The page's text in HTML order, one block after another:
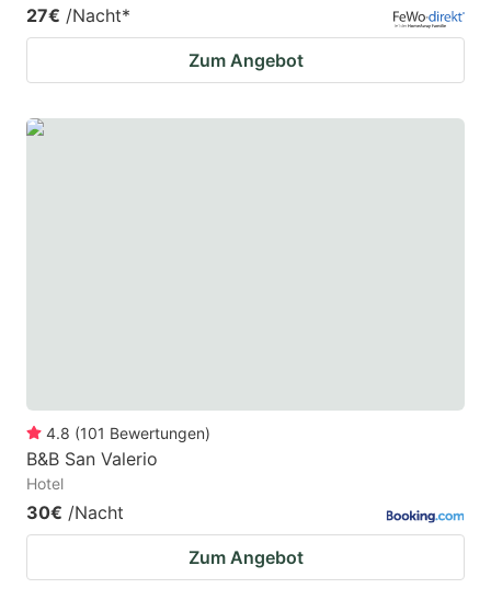
27€ /Nacht*
Zum Angebot
4.8 (101 Bewertungen)
B&B San Valerio
Hotel
30€ /Nacht
Zum Angebot